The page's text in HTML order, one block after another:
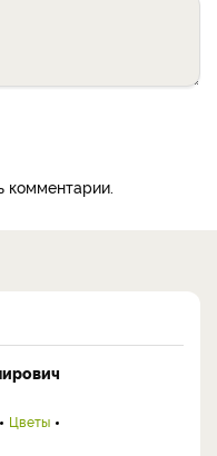
комментарии.
Цветы